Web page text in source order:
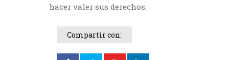
hacer valer sus derechos.
Compartir con: